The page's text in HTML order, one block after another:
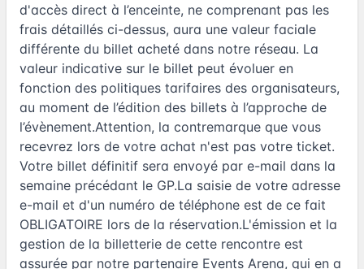
d'accès direct à l’enceinte, ne comprenant pas les
frais détaillés ci-dessus, aura une valeur faciale
différente du billet acheté dans notre réseau. La
valeur indicative sur le billet peut évoluer en
fonction des politiques tarifaires des organisateurs,
au moment de l’édition des billets à l’approche de
l’évènement.Attention, la contremarque que vous
recevrez lors de votre achat n'est pas votre ticket.
Votre billet définitif sera envoyé par e-mail dans la
semaine précédant le GP.La saisie de votre adresse
e-mail et d'un numéro de téléphone est de ce fait
OBLIGATOIRE lors de la réservation.L'émission et la
gestion de la billetterie de cette rencontre est
assurée par notre partenaire Events Arena, qui en a